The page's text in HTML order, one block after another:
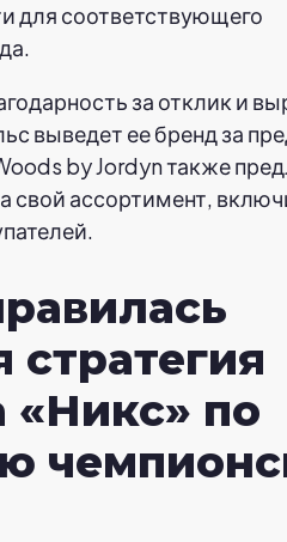
для соответствующего
за отклик и
выведет ее бренд за
by Jordyn также
свой ассортимент,
«Никс» по